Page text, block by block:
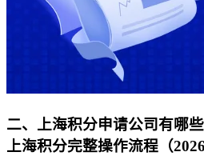
二、上海积分申请公司有哪
上海积分完整操作流程（2026